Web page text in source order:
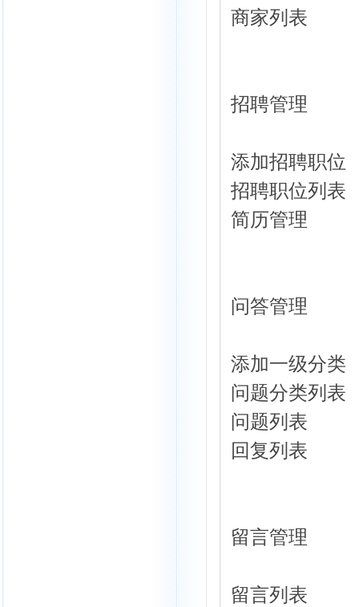
商家列表
招聘管理
添加招聘职位
招聘职位列表
简历管理
问答管理
添加一级分类
问题分类列表
问题列表
回复列表
留言管理
留言列表